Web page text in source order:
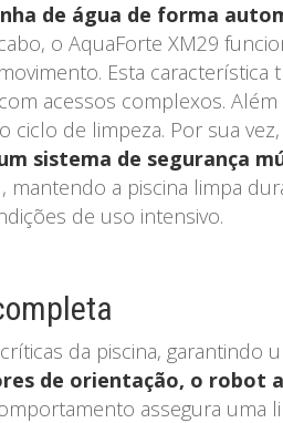
de água de forma
o AquaForte XM29
Esta característica
acessos complexos. Além
de limpeza. Por sua
sistema de segurança
mantendo a piscina limpa
de uso intensivo.
da piscina, garantindo
de orientação, o robot
assegura uma